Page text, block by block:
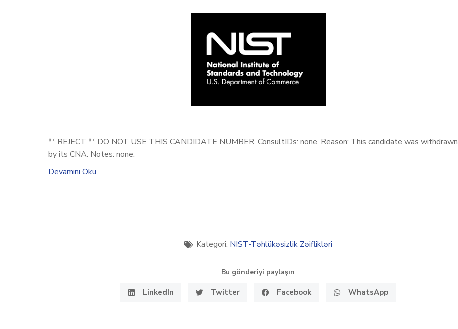
** REJECT ** DO NOT USE THIS CANDIDATE NUMBER. ConsultIDs: none. Reason: This candidate was withdrawn
by its CNA. Notes: none.
Devamını Oku
Kategori: NIST-Təhlükəsizlik Zəiflikləri
Bu gönderiyi paylaşın
LinkedIn Twitter Facebook WhatsApp